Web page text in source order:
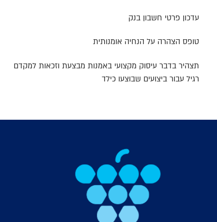
עדכון פרטי חשבון בנק
טופס הצהרה על הנחיה אומנותית
תצהיר בדבר עיסוק מקצועי באמנות מבצעת וזכאות למקדם
רגיל עבור ביצועים שבוצעו כילד